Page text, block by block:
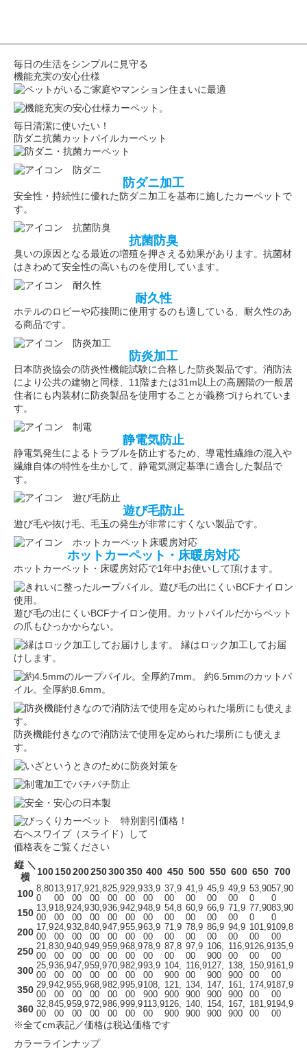
毎日の生活をシンプルに見守る
機能充実の安心仕様
毎日清潔に使いたい！
防ダニ抗菌カットパイルカーペット
防ダニ加工
安全性・持続性に優れた防ダニ加工を基布に施したカーペットで
す。
抗菌防臭
臭いの原因となる最近の増殖を押さえる効果があります。抗菌材
はきわめて安全性の高いものを使用しています。
耐久性
ホテルのロビーや応接間に使用するのも適している、耐久性のあ
る商品です。
防炎加工
日本防炎協会の防炎性機能試験に合格した防炎製品です。消防法
により公共の建物と同様、11階または31m以上の高層階の一般居
住者にも内装材に防炎製品を使用することが義務づけられていま
す。
静電気防止
静電気発生によるトラブルを防止するため、導電性繊維の混入や
繊維自体の特性を生かして、静電気測定基準に適合した製品で
す。
遊び毛防止
遊び毛や抜け毛、毛玉の発生が非常にすくない製品です。
ホットカーペット・床暖房対応
ホットカーペット・床暖房対応で1年中お使いして頂けます。
遊び毛の出にくいBCFナイロン使用。カットパイルだからペット
の爪もひっかからない。
縁はロック加工してお届
けします。
約6.5mmのカットパ
イル。全厚約8.6mm。
防炎機能付きなので消防法で使用を定められた場所にも使えま
す。
右へスワイプ（スライド）して
価格表をご覧ください
縦 ＼
横
100150200250300350 400 450 500 550 600 650 700
100 8,80
0
13,9
00
17,9
00
21,8
00
25,9
00
29,9
00
33,9
00
37,9
00
41,9
00
45,9
00
49,9
00
53,90
0
57,90
0
150 13,9
00
18,9
00
24,9
00
30,9
00
36,9
00
42,9
00
48,9
00
54,8
00
60,9
00
66,9
00
71,9
00
77,90
0
83,90
0
200 17,9
00
24,9
00
32,8
00
40,9
00
47,9
00
55,9
00
63,9
00
71,9
00
78,9
00
86,9
00
94,9
00
101,9
00
109,8
00
250 21,8
00
30,9
00
40,9
00
49,9
00
59,9
00
68,9
00
78,9
00
87,8
00
97,9
00
106,
900
116,9
00
126,9
00
135,9
00
300 25,9
00
36,9
00
47,9
00
59,9
00
70,9
00
82,9
00
93,9
00
104,
900
116,9
00
127,
900
138,
900
150,9
00
161,9
00
350 29,9
00
42,9
00
55,9
00
68,9
00
82,9
00
95,9
00
108,
900
121,
900
134,
900
147,
900
161,
900
174,9
00
187,9
00
360 32,8
00
45,9
00
59,9
00
72,9
00
86,9
00
99,9
00
113,9
00
126,
900
140,
900
154,
900
167,
900
181,9
00
194,9
00
※全てcm表記／価格は税込価格です
カラーラインナップ